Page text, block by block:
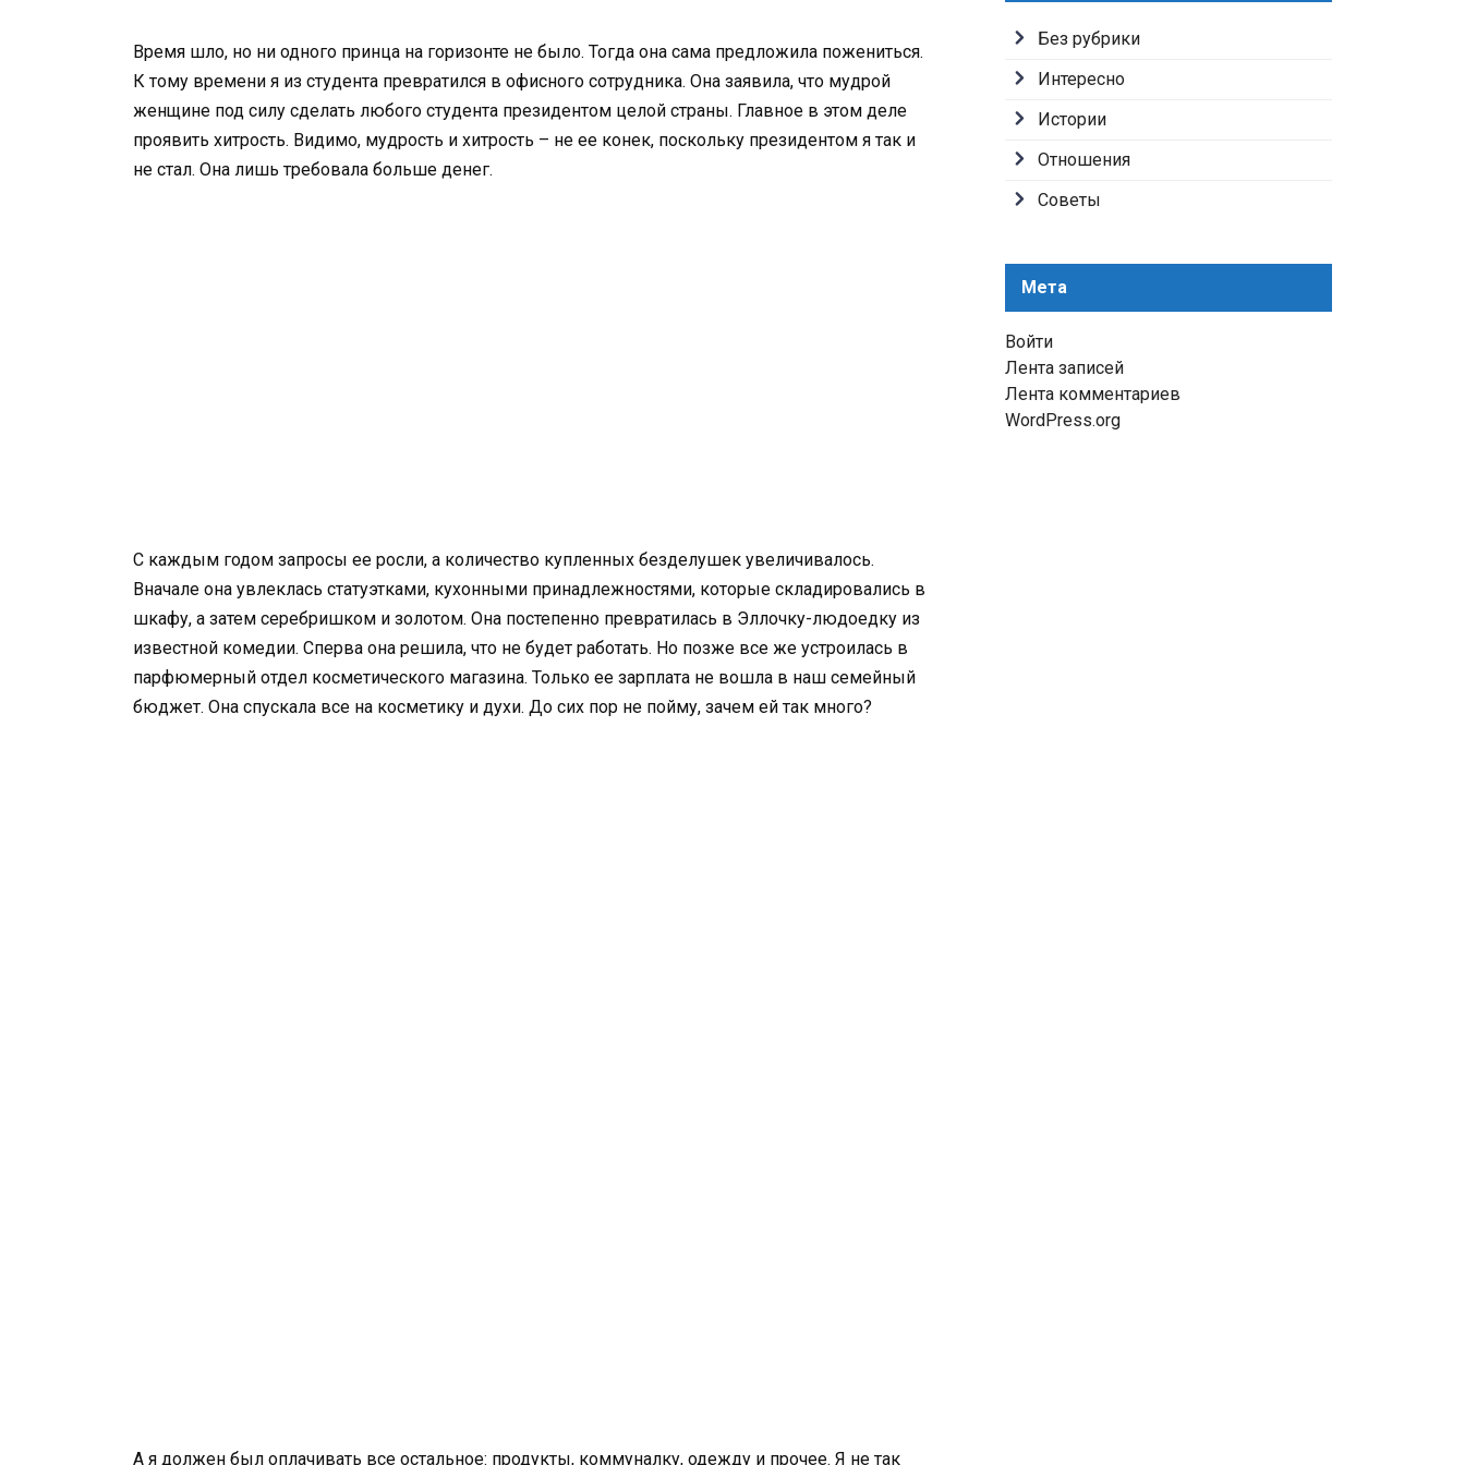
Время шло, но ни одного принца на горизонте не было. Тогда она сама предложила пожениться.
К тому времени я из студента превратился в офисного сотрудника. Она заявила, что мудрой
женщине под силу сделать любого студента президентом целой страны. Главное в этом деле
проявить хитрость. Видимо, мудрость и хитрость – не ее конек, поскольку президентом я так и
не стал. Она лишь требовала больше денег.
С каждым годом запросы ее росли, а количество купленных безделушек увеличивалось.
Вначале она увлеклась статуэтками, кухонными принадлежностями, которые складировались в
шкафу, а затем серебришком и золотом. Она постепенно превратилась в Эллочку-людоедку из
известной комедии. Сперва она решила, что не будет работать. Но позже все же устроилась в
парфюмерный отдел косметического магазина. Только ее зарплата не вошла в наш семейный
бюджет. Она спускала все на косметику и духи. До сих пор не пойму, зачем ей так много?
А я должен был оплачивать все остальное: продукты, коммуналку, одежду и прочее. Я не так
Без рубрики
Интересно
Истории
Отношения
Советы
Мета
Войти
Лента записей
Лента комментариев
WordPress.org